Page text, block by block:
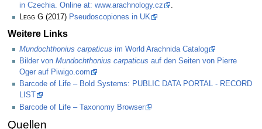
in Czechia. Online at: www.arachnology.cz
Legg G (2017) Pseudoscopiones in UK
Weitere Links
Mundochthonius carpaticus im World Arachnida Catalog
Bilder von Mundochthonius carpaticus auf den Seiten von Pierre
Oger auf Piwigo.com
Barcode of Life – Bold Systems: PUBLIC DATA PORTAL - RECORD
LIST
Barcode of Life – Taxonomy Browser
Quellen